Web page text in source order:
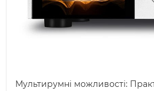
Мультирумні можливості: